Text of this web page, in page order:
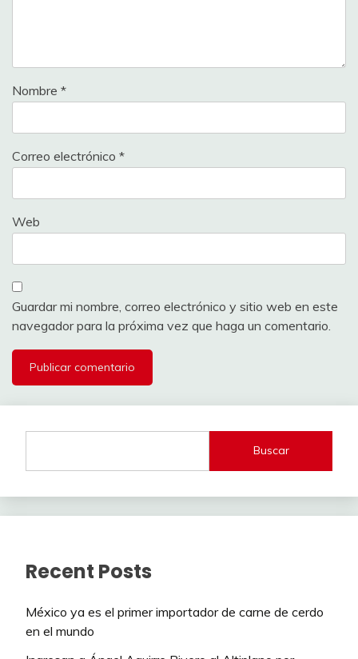
Nombre *
Correo electrónico *
Web
Guardar mi nombre, correo electrónico y sitio web en este
navegador para la próxima vez que haga un comentario.
Buscar
Recent Posts
México ya es el primer importador de carne de cerdo
en el mundo